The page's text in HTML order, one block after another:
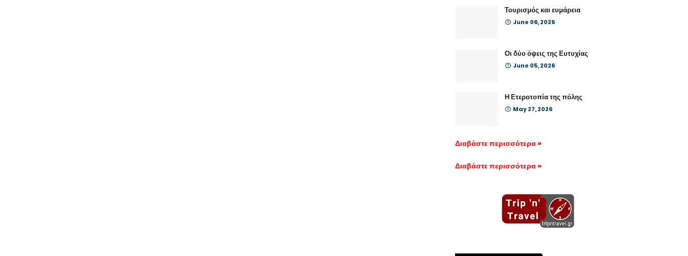
Τουρισμός και ευμάρεια
June 06, 2026
Οι δύο όψεις της Ευτυχίας
June 05, 2026
Η Ετεροτοπία της πόλης
May 27, 2026
Διαβάστε περισσότερα »
Διαβάστε περισσότερα »